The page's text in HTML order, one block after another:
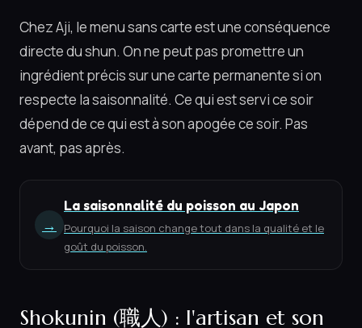
Chez Aji, le menu sans carte est une conséquence
directe du shun. On ne peut pas promettre un
ingrédient précis sur une carte permanente si on
respecte la saisonnalité. Ce qui est servi ce soir
dépend de ce qui est à son apogée ce soir. Pas
avant, pas après.
→
La saisonnalité du poisson au Japon
Pourquoi la saison change tout dans la qualité et le
goût du poisson.
Shokunin (職人) : l'artisan et son